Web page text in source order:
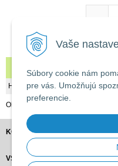
Vaše
Súbory cookie nám
pre vás. Umožňujú
preferencie.
Koleno 20/20
Hmotnosť
Obj. číslo: 601096
KONTAKT
VŠETKO O NÁKUPE